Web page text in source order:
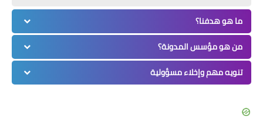
ما هو هدفنا؟
من هو مؤسس المدونة؟
تنويه مهم وإخلاء مسؤولية